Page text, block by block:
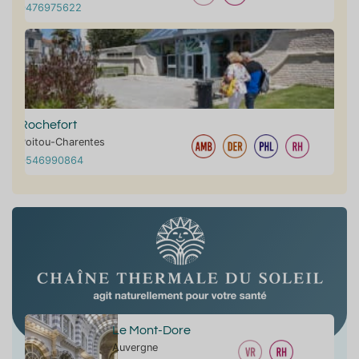
0476975622
Rochefort
Poitou-Charentes
0546990864
Le Mont-Dore
Auvergne